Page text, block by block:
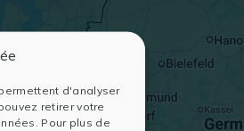
d'analyser
retirer votre
Pour plus de